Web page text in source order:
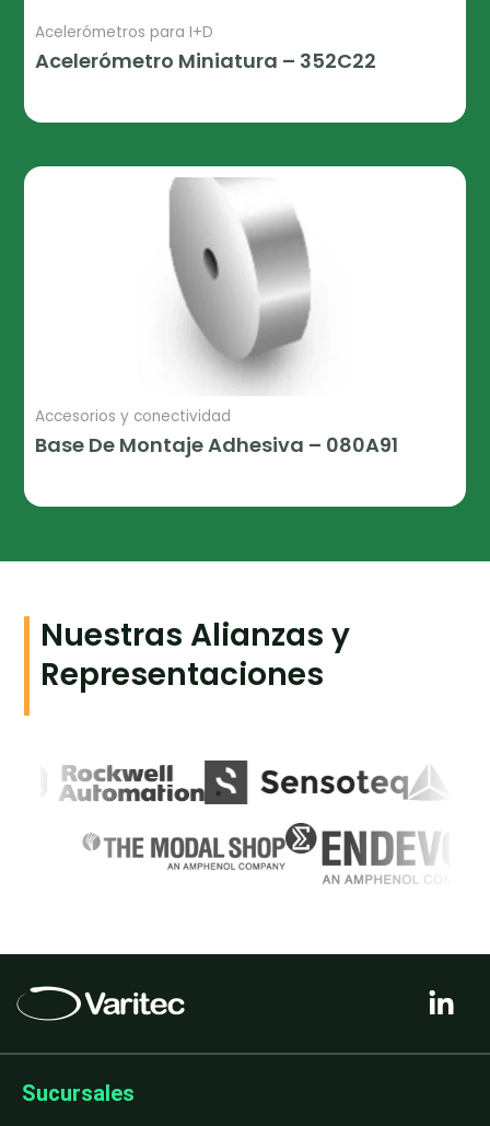
Acelerómetros para I+D
Acelerómetro Miniatura – 352C22
Accesorios y conectividad
Base De Montaje Adhesiva – 080A91
Nuestras Alianzas y
Representaciones
i
k
Sucursales